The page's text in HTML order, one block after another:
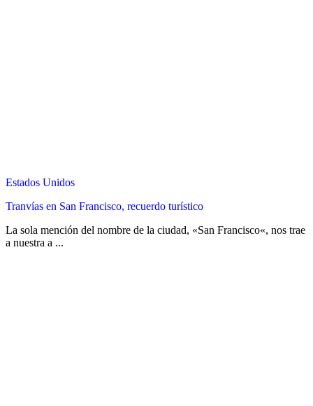
Estados Unidos
Tranvías en San Francisco, recuerdo turístico
La sola mención del nombre de la ciudad, «San Francisco«, nos trae
a nuestra a ...